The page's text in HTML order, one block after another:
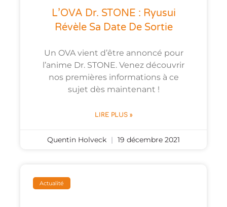
L’OVA Dr. STONE : Ryusui
Révèle Sa Date De Sortie
Un OVA vient d’être annoncé pour
l’anime Dr. STONE. Venez découvrir
nos premières informations à ce
sujet dès maintenant !
LIRE PLUS »
Quentin Holveck 19 décembre 2021
Actualité